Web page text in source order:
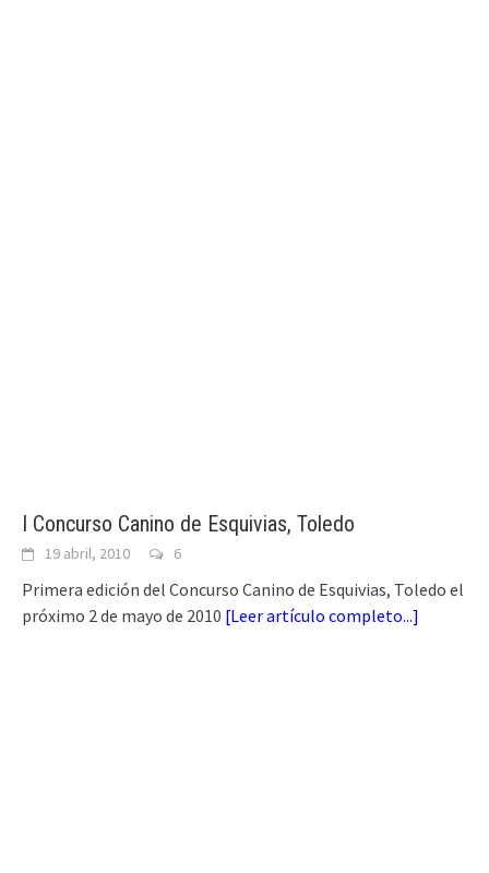
I Concurso Canino de Esquivias, Toledo
19 abril, 2010 6
Primera edición del Concurso Canino de Esquivias, Toledo el
próximo 2 de mayo de 2010 [Leer artículo completo...]